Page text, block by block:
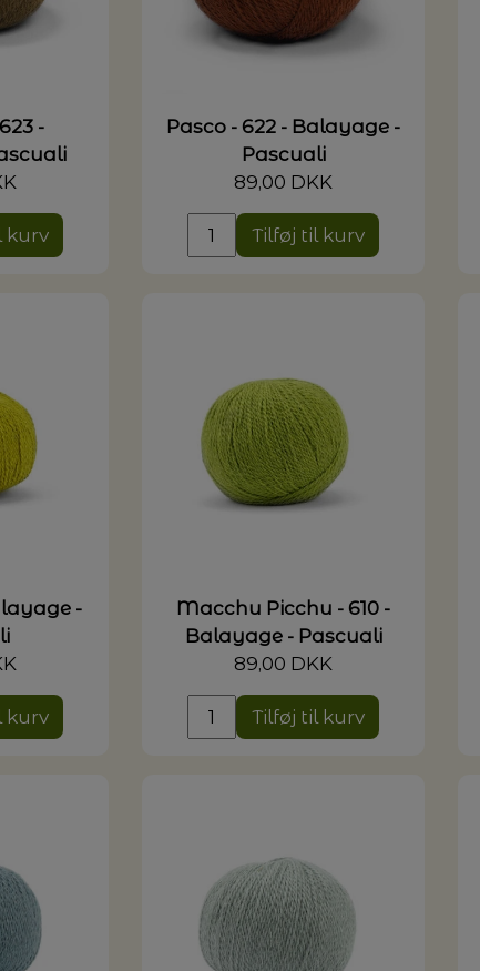
-
kurv
Pasco - 622 - Balayage -
Pascuali
89,00 DKK
Tilføj til kurv
-
kurv
Macchu Picchu - 610 -
Balayage - Pascuali
89,00 DKK
Tilføj til kurv